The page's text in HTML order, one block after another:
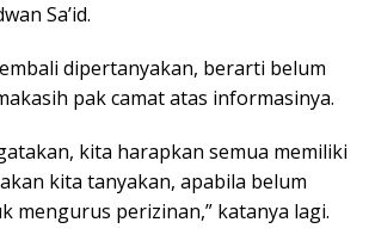
Sa’id.
dipertanyakan, berarti belum
pak camat atas informasinya.
kita harapkan semua memiliki
kita tanyakan, apabila belum
mengurus perizinan,” katanya lagi.